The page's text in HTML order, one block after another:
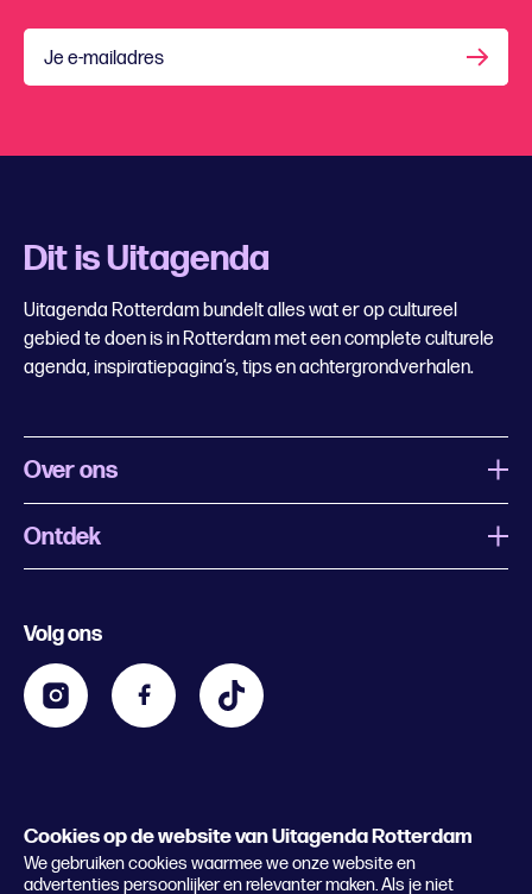
Cookies op de website van Uitagenda Rotterdam
We gebruiken cookies waarmee we onze website en
advertenties persoonlijker en relevanter maken. Als je niet
Je e-mailadres
Dit is Uitagenda
Uitagenda Rotterdam bundelt alles wat er op cultureel
gebied te doen is in Rotterdam met een complete culturele
agenda, inspiratiepagina’s, tips en achtergrondverhalen.
Over ons
Wat is Uitagenda Rotterdam
Contact
Zakelijk
Lees het magazine
Ontdek
Kids
Volg ons
© 2026 Rotterdam Festivals